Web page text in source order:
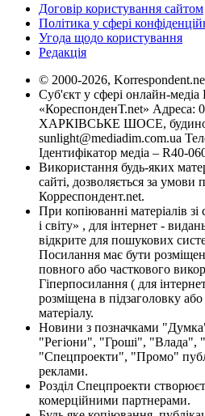
Договір користування сайтом
Політика у сфері
Угода щодо користування
Редакція
© 2000-2026,
Суб'єкт у сфері онлайн-
«КореспонденТ.net» Адреса:
ХАРКІВСЬКЕ ШОСЕ,
sunlight@mediadim.com.ua
Ідентифікатор медіа – R40-
Використання будь-яких
сайті, дозволяється за умови
Корреспондент.net.
При копіюванні матеріалів
і світу» , для інтернет -
відкрите для пошукових
Посилання має бути
повного або часткового
Гіперпосилання ( для
розміщена в підзаголовку
матеріалу.
Новини з позначками
"Регіони", "Гроші", "Влада",
"Спецпроекти", "Промо"
реклами.
Розділ Спецпроекти
комерційними партнерами.